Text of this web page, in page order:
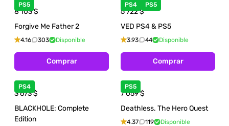
PS5
8 103$
Forgive Me Father 2
4.16 303 Disponible
Comprar
PS4 PS5
5 722$
VED PS4 & PS5
3.93 44 Disponible
Comprar
PS4
3 673$
BLACKHOLE: Complete
Edition
PS5
7 059$
Deathless. The Hero Quest
4.37 119 Disponible